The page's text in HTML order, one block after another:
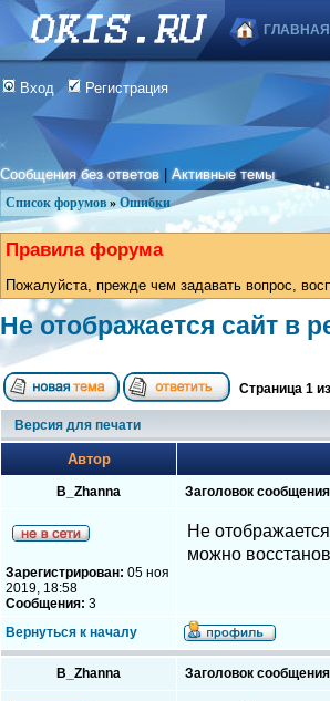
ГЛАВНАЯ
Вход Регистрация
Сообщения без ответов |Активные темы
Список форумов » Ошибки
Правила форума
Пожалуйста, прежде чем задавать вопрос,
Не отображается сайт в
Страница 1 из
Версия для печати
Автор
B_Zhanna Заголовок
Зарегистрирован: 05 ноя
2019, 18:58
Сообщения: 3
Не
можно
Вернуться к началу
B_Zhanna Заголовок